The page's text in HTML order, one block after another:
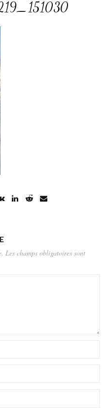
Les champs obligatoires sont